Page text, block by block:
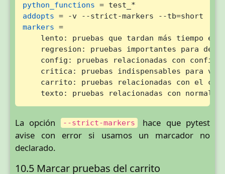
python_functions
addopts
markers =
lento: pruebas que tardan más tiempo en
regresion: pruebas importantes para
config: pruebas relacionadas con
critica: pruebas indispensables para
carrito: pruebas relacionadas con el
texto: pruebas relacionadas con
La opción --strict-markers hace que pytest
avise con error si usamos un marcador no
declarado.
10.5 Marcar pruebas del carrito